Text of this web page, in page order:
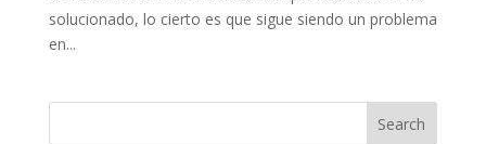
solucionado, lo cierto es que sigue siendo un problema
en...
Search